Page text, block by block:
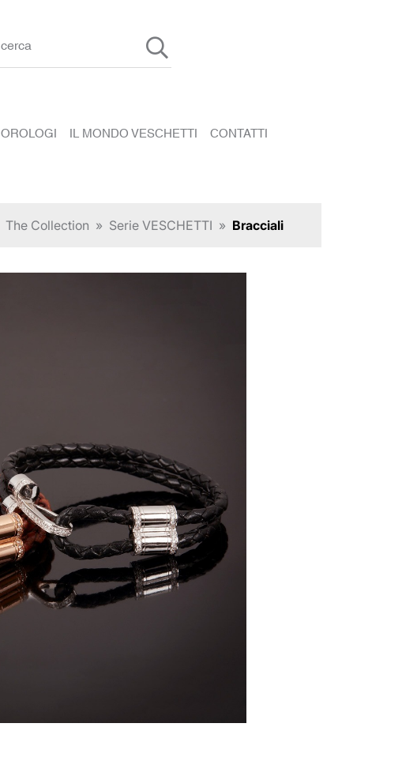
cerca
OROLOGI IL MONDO VESCHETTI CONTATTI
The Collection » Serie VESCHETTI » Bracciali